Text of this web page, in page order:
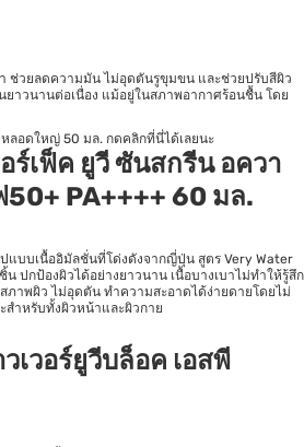
า ช่วยลดความมัน ไม่อุดตันรูขุมขน และช่วยปรับสีผิว
าวนานต่อเนื่อง แม้อยู่ในสภาพอากาศร้อนชื้น โดย
หลอดใหญ่ 50 มล. กดคลิกที่นี่ได้เลยนะ
ร์เฟ็ค ยูวี ซันสกรีน อควา
50+ PA++++ 60 มล.
บบเนื้ออิมัลชั่นที่โด่งดังจากญี่ปุ่น สูตร Very Water
ปกป้องผิวได้อย่างยาวนาน เนื้อบางเบาไม่ทำให้รู้สึก
ภาพผิว ไม่อุดตัน ทำความสะอาดได้ง่ายดายโดยไม่
สำหรับทั้งผิวหน้าและผิวกาย
เวอร์ยูวีบล็อค เอสพี